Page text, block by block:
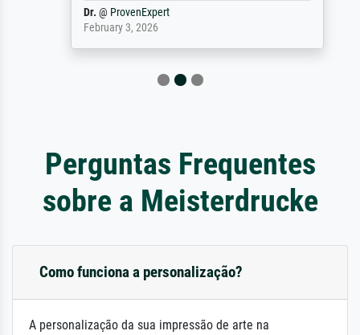
@ProvenExpert
February 3, 2026
Perguntas Frequentes
sobre a Meisterdrucke
Como funciona a personalização?
A personalização da sua impressão de arte na